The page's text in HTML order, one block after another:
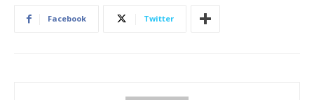
Facebook Twitter